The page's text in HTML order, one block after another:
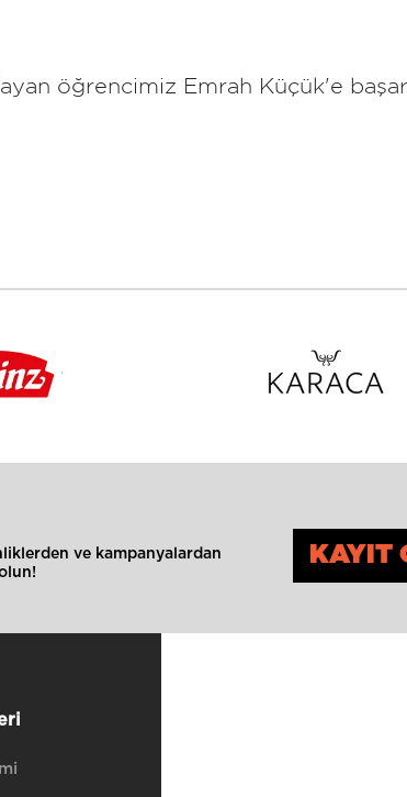
öğrencimiz Emrah Küçük'e
ve kampanyalardan
KAYIT